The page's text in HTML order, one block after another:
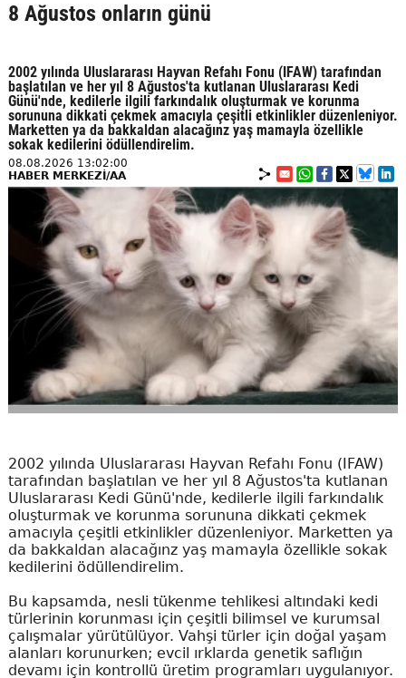
8 Ağustos onların günü
2002 yılında Uluslararası Hayvan Refahı Fonu (IFAW) tarafından
başlatılan ve her yıl 8 Ağustos'ta kutlanan Uluslararası Kedi
Günü'nde, kedilerle ilgili farkındalık oluşturmak ve korunma
sorununa dikkati çekmek amacıyla çeşitli etkinlikler düzenleniyor.
Marketten ya da bakkaldan alacağınz yaş mamayla özellikle
sokak kedilerini ödüllendirelim.
08.08.2026 13:02:00
HABER MERKEZİ/AA
2002 yılında Uluslararası Hayvan Refahı Fonu (IFAW)
tarafından başlatılan ve her yıl 8 Ağustos'ta kutlanan
Uluslararası Kedi Günü'nde, kedilerle ilgili farkındalık
oluşturmak ve korunma sorununa dikkati çekmek
amacıyla çeşitli etkinlikler düzenleniyor. Marketten ya
da bakkaldan alacağınz yaş mamayla özellikle sokak
kedilerini ödüllendirelim.
Bu kapsamda, nesli tükenme tehlikesi altındaki kedi
türlerinin korunması için çeşitli bilimsel ve kurumsal
çalışmalar yürütülüyor. Vahşi türler için doğal yaşam
alanları korunurken; evcil ırklarda genetik saflığın
devamı için kontrollü üretim programları uygulanıyor.